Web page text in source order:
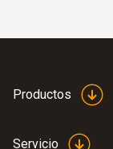
humedad
Productos
Servicio